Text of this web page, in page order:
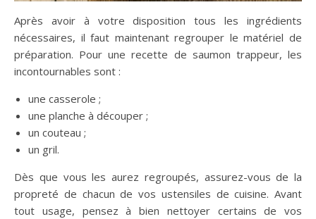
Après avoir à votre disposition tous les ingrédients
nécessaires, il faut maintenant regrouper le matériel de
préparation. Pour une recette de saumon trappeur, les
incontournables sont :
une casserole ;
une planche à découper ;
un couteau ;
un gril.
Dès que vous les aurez regroupés, assurez-vous de la
propreté de chacun de vos ustensiles de cuisine. Avant
tout usage, pensez à bien nettoyer certains de vos